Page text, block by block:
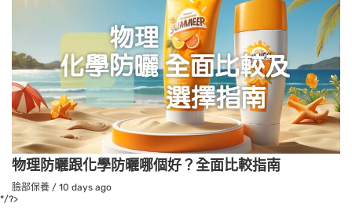
物理防曬跟化學防曬哪個好？全面比較指南
臉部保養 / 10 days ago
*/?>